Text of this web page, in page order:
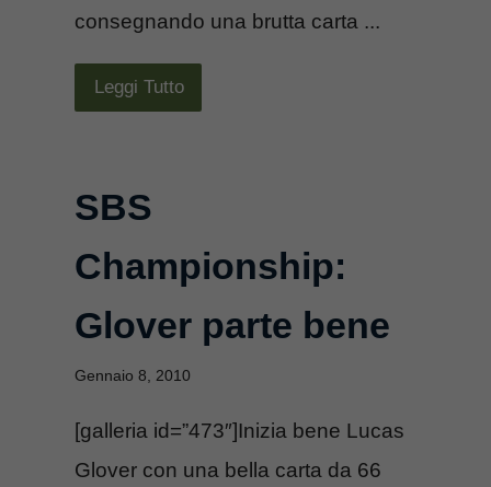
consegnando una brutta carta ...
Leggi Tutto
SBS
Championship:
Glover parte bene
Gennaio 8, 2010
[galleria id=”473″]Inizia bene Lucas
Glover con una bella carta da 66